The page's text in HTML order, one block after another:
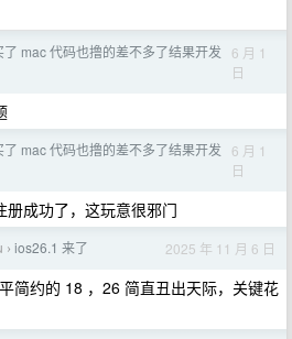
了 mac 代码也撸的差不多了结果开发
6 月 1
日
了 mac 代码也撸的差不多了结果开发
6 月 1
日
册成功了，这玩意很邪门
› ios26.1 来了 2025 年 11 月 6 日
简约的 18 ，26 简直丑出天际，关键花